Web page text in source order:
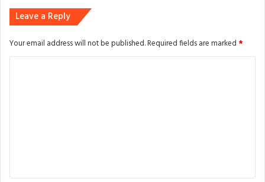
Leave a Reply
Your email address will not be published.Required fields are marked *